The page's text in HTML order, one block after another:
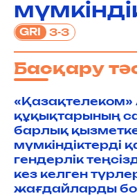
GRI 3-3
Басқару
құқықтарының
барлық
мүмкіндіктерді
гендерлік
кез келген
жағдайларды